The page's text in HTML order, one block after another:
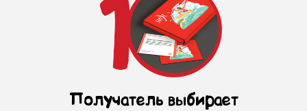
Получатель выбирает